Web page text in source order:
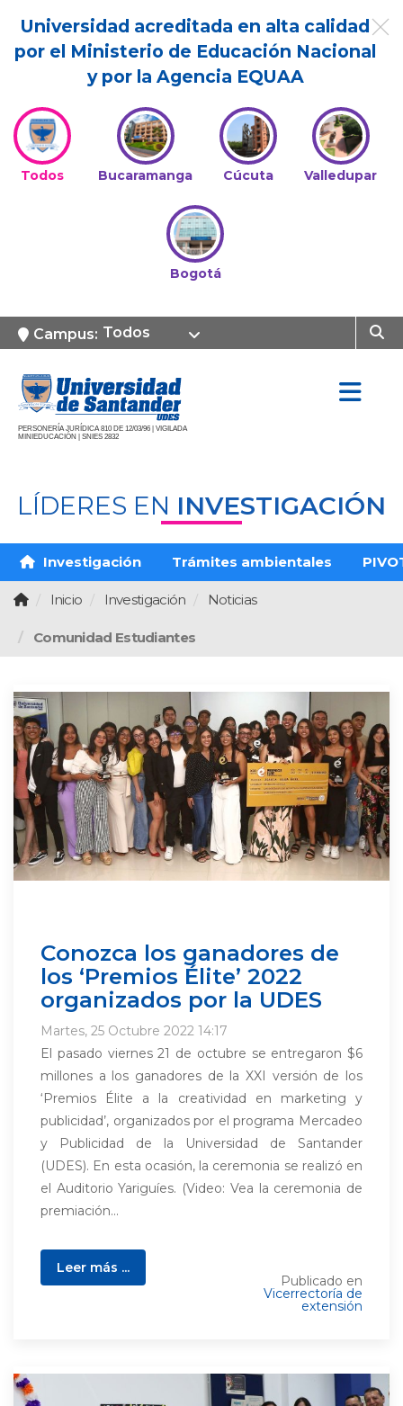
Universidad acreditada en alta calidad
por el Ministerio de Educación Nacional
y por la Agencia EQUAA
Todos Bucaramanga Cúcuta Valledupar
Bogotá
Campus: Todos
PERSONERÍA JURÍDICA 810 DE 12/03/96 | VIGILADA
MINIEDUCACIÓN | SNIES 2832
LÍDERES EN INVESTIGACIÓN
Investigación Trámites ambientales
Inicio Investigación Noticias
Comunidad Estudiantes
Conozca los ganadores de
los ‘Premios Élite’ 2022
organizados por la UDES
Martes, 25 Octubre 2022 14:17
El pasado viernes 21 de octubre se entregaron $6
millones a los ganadores de la XXI versión de los
‘Premios Élite a la creatividad en marketing y
publicidad’, organizados por el programa Mercadeo
y Publicidad de la Universidad de Santander
(UDES). En esta ocasión, la ceremonia se realizó en
el Auditorio Yariguíes. (Video: Vea la ceremonia de
premiación...
Leer más ...
Publicado en
Vicerrectoría de
extensión